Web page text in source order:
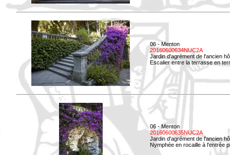
06 - Menton
20160600634NUC2A
Jardin d'agrément de l'ancien
Escalier entre la terrasse en
06 - Menton
20160600635NUC2A
Jardin d'agrément de l'ancien
Nymphée en rocaille à l'entrée